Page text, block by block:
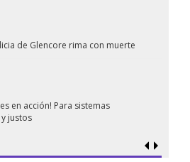
de Estados del Sahel: ¿un
en Palestina: ¿qué perspectivas hay frente